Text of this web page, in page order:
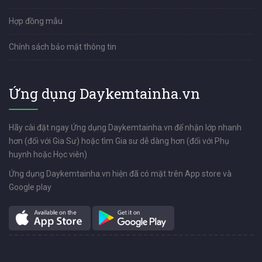
Hợp đồng mẫu
Chính sách bảo mật thông tin
Ứng dụng Daykemtainha.vn
Hãy cài đặt ngay Ứng dụng Daykemtainha.vn để nhận lớp nhanh
hơn (đối với Gia Sư) hoặc tìm Gia sư dễ dàng hơn (đối với Phụ
huynh hoặc Học viên)
Ứng dụng Daykemtainha.vn hiện đã có mặt trên App store và
Google play